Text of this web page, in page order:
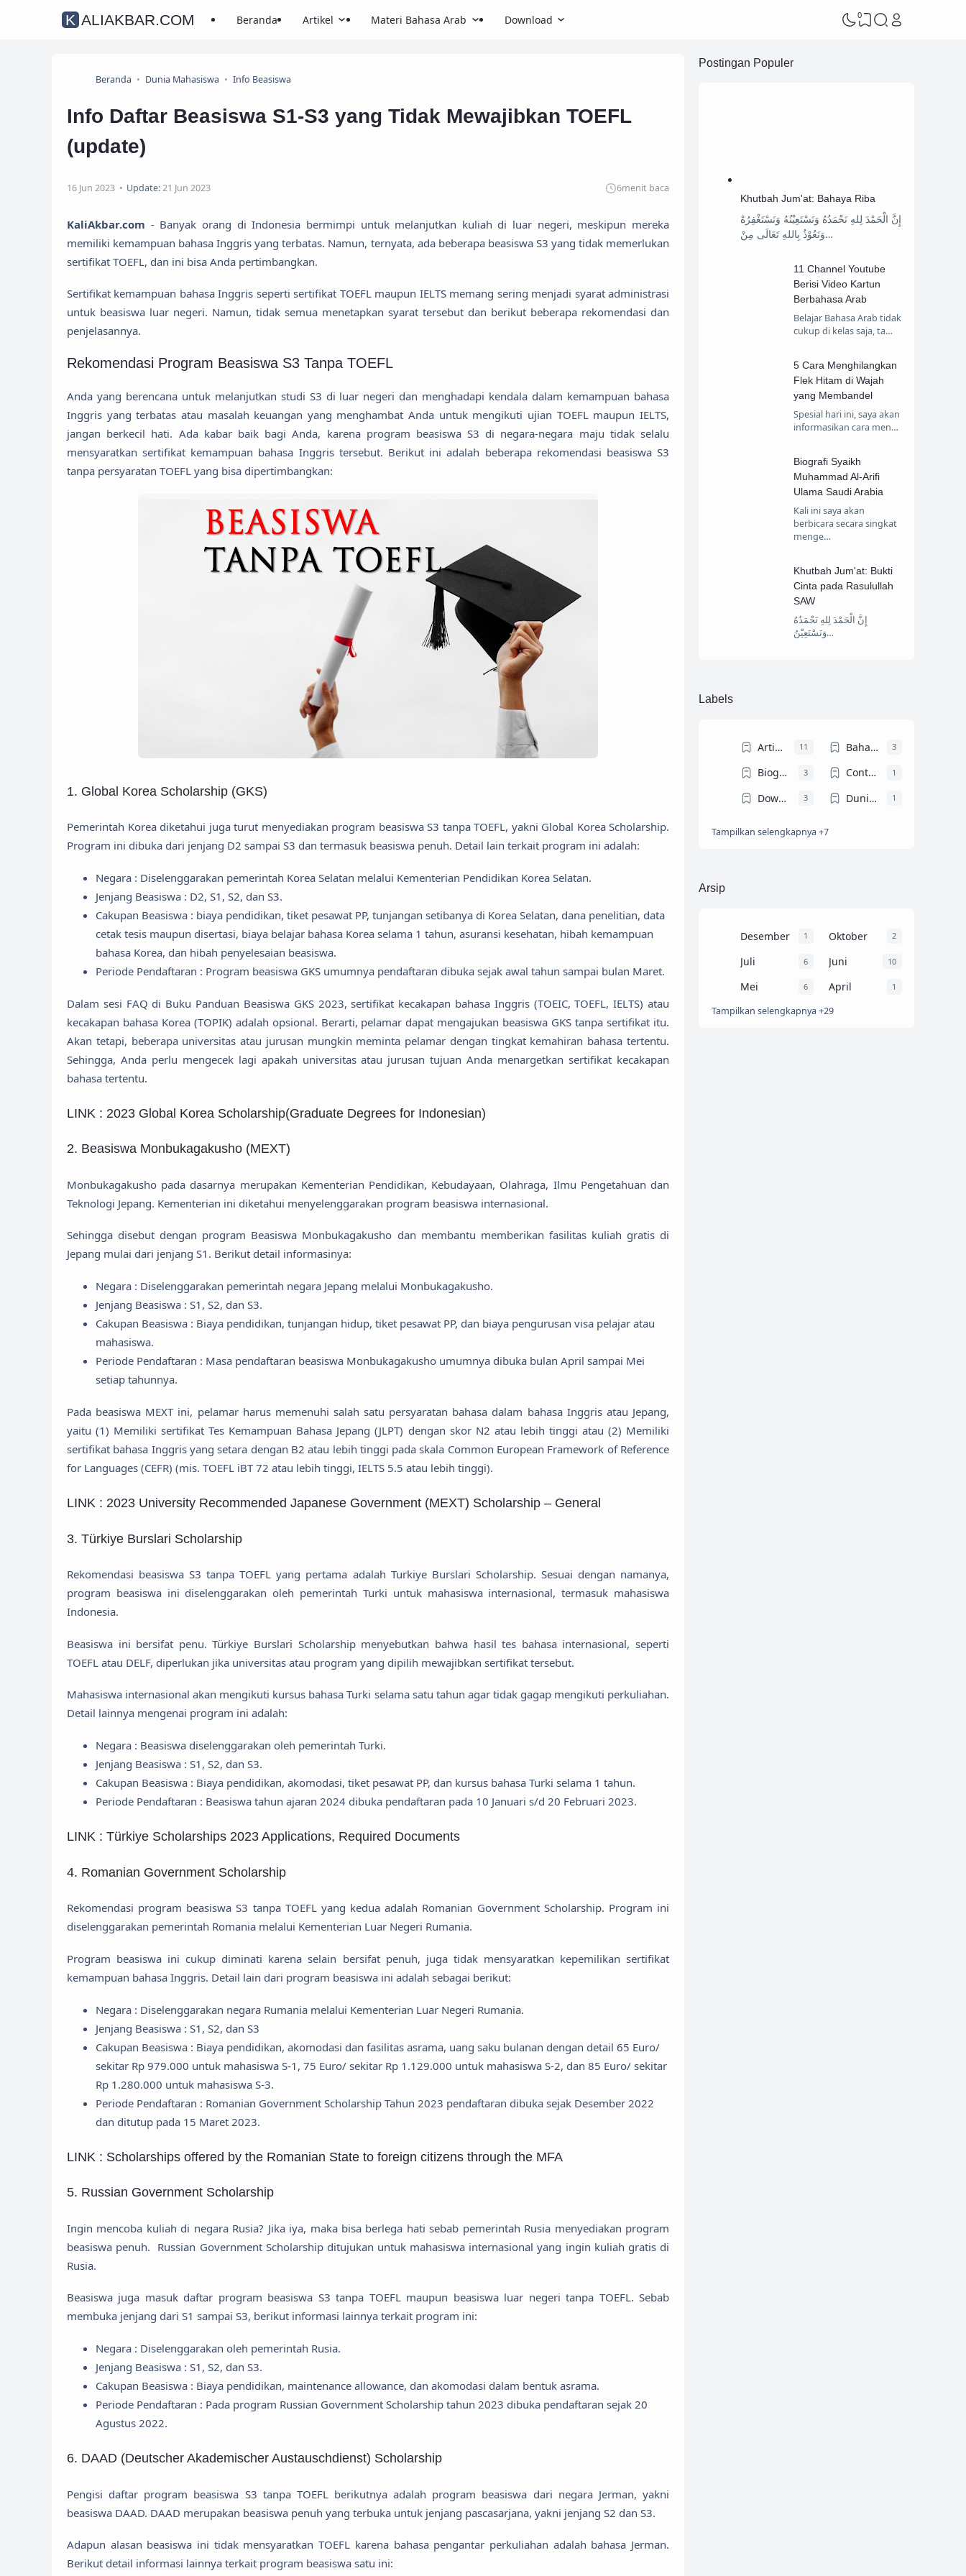
KALIAKBAR.COM Beranda Artikel Materi Bahasa Arab Download 0
Beranda Dunia Mahasiswa Info Beasiswa
Info Daftar Beasiswa S1-S3 yang Tidak Mewajibkan TOEFL
(update)
16 Jun 2023 Update:21 Jun 2023 6menit baca
KaliAkbar.com - Banyak orang di Indonesia bermimpi untuk melanjutkan kuliah di luar negeri, meskipun mereka
memiliki kemampuan bahasa Inggris yang terbatas. Namun, ternyata, ada beberapa beasiswa S3 yang tidak memerlukan
sertifikat TOEFL, dan ini bisa Anda pertimbangkan.
Sertifikat kemampuan bahasa Inggris seperti sertifikat TOEFL maupun IELTS memang sering menjadi syarat administrasi
untuk beasiswa luar negeri. Namun, tidak semua menetapkan syarat tersebut dan berikut beberapa rekomendasi dan
penjelasannya.
Rekomendasi Program Beasiswa S3 Tanpa TOEFL
Anda yang berencana untuk melanjutkan studi S3 di luar negeri dan menghadapi kendala dalam kemampuan bahasa
Inggris yang terbatas atau masalah keuangan yang menghambat Anda untuk mengikuti ujian TOEFL maupun IELTS,
jangan berkecil hati. Ada kabar baik bagi Anda, karena program beasiswa S3 di negara-negara maju tidak selalu
mensyaratkan sertifikat kemampuan bahasa Inggris tersebut. Berikut ini adalah beberapa rekomendasi beasiswa S3
tanpa persyaratan TOEFL yang bisa dipertimbangkan:
1. Global Korea Scholarship (GKS)
Pemerintah Korea diketahui juga turut menyediakan program beasiswa S3 tanpa TOEFL, yakni Global Korea Scholarship.
Program ini dibuka dari jenjang D2 sampai S3 dan termasuk beasiswa penuh. Detail lain terkait program ini adalah:
Negara : Diselenggarakan pemerintah Korea Selatan melalui Kementerian Pendidikan Korea Selatan.
Jenjang Beasiswa : D2, S1, S2, dan S3.
Cakupan Beasiswa : biaya pendidikan, tiket pesawat PP, tunjangan setibanya di Korea Selatan, dana penelitian, data
cetak tesis maupun disertasi, biaya belajar bahasa Korea selama 1 tahun, asuransi kesehatan, hibah kemampuan
bahasa Korea, dan hibah penyelesaian beasiswa.
Periode Pendaftaran : Program beasiswa GKS umumnya pendaftaran dibuka sejak awal tahun sampai bulan Maret.
Dalam sesi FAQ di Buku Panduan Beasiswa GKS 2023, sertifikat kecakapan bahasa Inggris (TOEIC, TOEFL, IELTS) atau
kecakapan bahasa Korea (TOPIK) adalah opsional. Berarti, pelamar dapat mengajukan beasiswa GKS tanpa sertifikat itu.
Akan tetapi, beberapa universitas atau jurusan mungkin meminta pelamar dengan tingkat kemahiran bahasa tertentu.
Sehingga, Anda perlu mengecek lagi apakah universitas atau jurusan tujuan Anda menargetkan sertifikat kecakapan
bahasa tertentu.
LINK : 2023 Global Korea Scholarship(Graduate Degrees for Indonesian)
2. Beasiswa Monbukagakusho (MEXT)
Monbukagakusho pada dasarnya merupakan Kementerian Pendidikan, Kebudayaan, Olahraga, Ilmu Pengetahuan dan
Teknologi Jepang. Kementerian ini diketahui menyelenggarakan program beasiswa internasional.
Sehingga disebut dengan program Beasiswa Monbukagakusho dan membantu memberikan fasilitas kuliah gratis di
Jepang mulai dari jenjang S1. Berikut detail informasinya:
Negara : Diselenggarakan pemerintah negara Jepang melalui Monbukagakusho.
Jenjang Beasiswa : S1, S2, dan S3.
Cakupan Beasiswa : Biaya pendidikan, tunjangan hidup, tiket pesawat PP, dan biaya pengurusan visa pelajar atau
mahasiswa.
Periode Pendaftaran : Masa pendaftaran beasiswa Monbukagakusho umumnya dibuka bulan April sampai Mei
setiap tahunnya.
Pada beasiswa MEXT ini, pelamar harus memenuhi salah satu persyaratan bahasa dalam bahasa Inggris atau Jepang,
yaitu (1) Memiliki sertifikat Tes Kemampuan Bahasa Jepang (JLPT) dengan skor N2 atau lebih tinggi atau (2) Memiliki
sertifikat bahasa Inggris yang setara dengan B2 atau lebih tinggi pada skala Common European Framework of Reference
for Languages (CEFR) (mis. TOEFL iBT 72 atau lebih tinggi, IELTS 5.5 atau lebih tinggi).
LINK : 2023 University Recommended Japanese Government (MEXT) Scholarship – General
3. Türkiye Burslari Scholarship
Rekomendasi beasiswa S3 tanpa TOEFL yang pertama adalah Turkiye Burslari Scholarship. Sesuai dengan namanya,
program beasiswa ini diselenggarakan oleh pemerintah Turki untuk mahasiswa internasional, termasuk mahasiswa
Indonesia.
Beasiswa ini bersifat penu. Türkiye Burslari Scholarship menyebutkan bahwa hasil tes bahasa internasional, seperti
TOEFL atau DELF, diperlukan jika universitas atau program yang dipilih mewajibkan sertifikat tersebut.
Mahasiswa internasional akan mengikuti kursus bahasa Turki selama satu tahun agar tidak gagap mengikuti perkuliahan.
Detail lainnya mengenai program ini adalah:
Negara : Beasiswa diselenggarakan oleh pemerintah Turki.
Jenjang Beasiswa : S1, S2, dan S3.
Cakupan Beasiswa : Biaya pendidikan, akomodasi, tiket pesawat PP, dan kursus bahasa Turki selama 1 tahun.
Periode Pendaftaran : Beasiswa tahun ajaran 2024 dibuka pendaftaran pada 10 Januari s/d 20 Februari 2023.
LINK : Türkiye Scholarships 2023 Applications, Required Documents
4. Romanian Government Scholarship
Rekomendasi program beasiswa S3 tanpa TOEFL yang kedua adalah Romanian Government Scholarship. Program ini
diselenggarakan pemerintah Romania melalui Kementerian Luar Negeri Rumania.
Program beasiswa ini cukup diminati karena selain bersifat penuh, juga tidak mensyaratkan kepemilikan sertifikat
kemampuan bahasa Inggris. Detail lain dari program beasiswa ini adalah sebagai berikut:
Negara : Diselenggarakan negara Rumania melalui Kementerian Luar Negeri Rumania.
Jenjang Beasiswa : S1, S2, dan S3
Cakupan Beasiswa : Biaya pendidikan, akomodasi dan fasilitas asrama, uang saku bulanan dengan detail 65 Euro/
sekitar Rp 979.000 untuk mahasiswa S-1, 75 Euro/ sekitar Rp 1.129.000 untuk mahasiswa S-2, dan 85 Euro/ sekitar
Rp 1.280.000 untuk mahasiswa S-3.
Periode Pendaftaran : Romanian Government Scholarship Tahun 2023 pendaftaran dibuka sejak Desember 2022
dan ditutup pada 15 Maret 2023.
LINK : Scholarships offered by the Romanian State to foreign citizens through the MFA
5. Russian Government Scholarship
Ingin mencoba kuliah di negara Rusia? Jika iya, maka bisa berlega hati sebab pemerintah Rusia menyediakan program
beasiswa penuh. Russian Government Scholarship ditujukan untuk mahasiswa internasional yang ingin kuliah gratis di
Rusia.
Beasiswa juga masuk daftar program beasiswa S3 tanpa TOEFL maupun beasiswa luar negeri tanpa TOEFL. Sebab
membuka jenjang dari S1 sampai S3, berikut informasi lainnya terkait program ini:
Negara : Diselenggarakan oleh pemerintah Rusia.
Jenjang Beasiswa : S1, S2, dan S3.
Cakupan Beasiswa : Biaya pendidikan, maintenance allowance, dan akomodasi dalam bentuk asrama.
Periode Pendaftaran : Pada program Russian Government Scholarship tahun 2023 dibuka pendaftaran sejak 20
Agustus 2022.
6. DAAD (Deutscher Akademischer Austauschdienst) Scholarship
Pengisi daftar program beasiswa S3 tanpa TOEFL berikutnya adalah program beasiswa dari negara Jerman, yakni
beasiswa DAAD. DAAD merupakan beasiswa penuh yang terbuka untuk jenjang pascasarjana, yakni jenjang S2 dan S3.
Adapun alasan beasiswa ini tidak mensyaratkan TOEFL karena bahasa pengantar perkuliahan adalah bahasa Jerman.
Berikut detail informasi lainnya terkait program beasiswa satu ini:
Postingan Populer
Khutbah Jum'at: Bahaya Riba
إِنَّ الْحَمْدَ لِلهِ نَحْمَدُهُ وَنَسْتَعِيْنُهُ وَنَسْتَغْفِرُهْ
وَنَعُوْذُ بِاللهِ تَعَالَى مِنْ…
11 Channel Youtube
Berisi Video Kartun
Berbahasa Arab
Belajar Bahasa Arab tidak
cukup di kelas saja, ta…
5 Cara Menghilangkan
Flek Hitam di Wajah
yang Membandel
Spesial hari ini, saya akan
informasikan cara men…
Biografi Syaikh
Muhammad Al-Arifi
Ulama Saudi Arabia
Kali ini saya akan
berbicara secara singkat
menge…
Khutbah Jum'at: Bukti
Cinta pada Rasulullah
SAW
إِنَّ الْحَمْدَ لِلهِ نَحْمَدُهُ
وَنَسْتَعِيْنُ…
Labels
Artikel Ilmiah 11 Bahasa Arab 3
Biografi Tokoh 3 Contoh Teks MC 1
Download Ebook 3 Dunia Dosen 1
Dunia Mahasiswa 4
Tampilkan selengkapnya +7
Arsip
Desember 1 Oktober 2
Juli 6 Juni 10
Mei 6 April 1
Tampilkan selengkapnya +29